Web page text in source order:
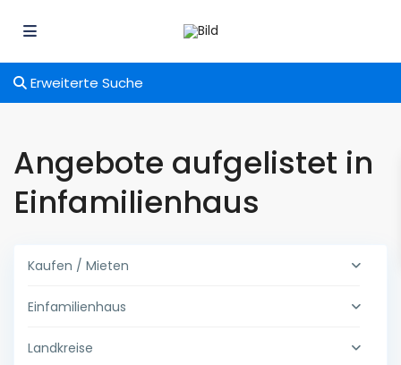
Erweiterte Suche
Angebote aufgelistet in
Einfamilienhaus
Kaufen / Mieten
Einfamilienhaus
Landkreise